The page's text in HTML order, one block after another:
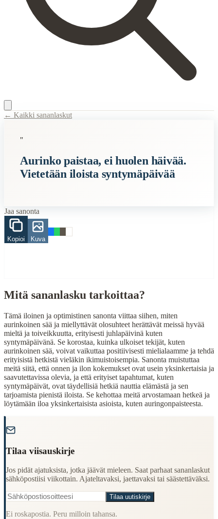
Description:Tämä iloinen ja optimistinen sanonta viittaa siihen,
Semantic Themes
Related Topics
aurinko
Finding Finnish proverbs about specific topics
Learning Finnish language through proverbs
Finding quotes for speeches or writing
Cultural Context
Language:Finnish (suomi)
Origin:Finland
Period:Traditional folk wisdom
← Kaikki sananlaskut
"
Aurinko paistaa, ei huolen häivää.
Vietetään iloista syntymäpäivää
Jaa sanonta
Kopioi Kuva
Mitä sananlasku tarkoittaa?
Tämä iloinen ja optimistinen sanonta viittaa siihen, miten
aurinkoinen sää ja miellyttävät olosuhteet herättävät meissä hyvää
mieltä ja toiveikkuutta, erityisesti juhlapäivinä kuten
syntymäpäivänä. Se korostaa, kuinka ulkoiset tekijät, kuten
aurinkoinen sää, voivat vaikuttaa positiivisesti mielialaamme ja tehdä
erityisistä hetkistä vieläkin ikimuistoisempia. Sanonta muistuttaa
meitä siitä, että onnen ja ilon kokemukset ovat usein yksinkertaisia ja
saavutettavissa olevia, ja että erityiset tapahtumat, kuten
syntymäpäivät, ovat täydellisiä hetkiä nauttia elämästä ja sen
tarjoamista pienistä iloista. Se kehottaa meitä arvostamaan hetkeä ja
löytämään iloa yksinkertaisista asioista, kuten auringonpaisteesta.
Tilaa viisauskirje
Jos pidät ajatuksista, jotka jäävät mieleen. Saat parhaat sananlaskut
sähköpostiisi viikottain. Ajateltavaksi, jaettavaksi tai säästettäväksi.
Tilaa uutiskirje
Ei roskapostia. Peru milloin tahansa.